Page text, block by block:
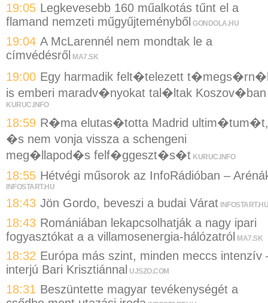
19:05 Legkevesebb 160 műalkotás tűnt el a
flamand nemzeti műgyűjteményből GONDOLA.HU
19:04 A McLarennél nem mondtak le a
címvédésről
MA7.SK
19:00 Egy harmadik felt�telezett
is emberi maradv�nyokat tal�ltak Koszov�ban
KURUC.INFO
18:59 R�ma elutas�totta Madrid ultim�tum�t,
�s nem vonja vissza a schengeni
meg�llapod�s felf�ggeszt�s�t KURUC.INFO
18:55 Hétvégi műsorok az InfoRádióban –
INFOSTART.HU
18:43 Jön Gordo, beveszi a budai Várat INFOSTART.HU
18:43 Romániában lekapcsolhatják a nagy ipari
fogyasztókat a a villamosenergia-hálózatról MA7.SK
18:32 Európa más szint, minden meccs intenzív
interjú Bari Krisztiánnal UJSZO.COM
18:31 Beszüntette magyar tevékenységét a